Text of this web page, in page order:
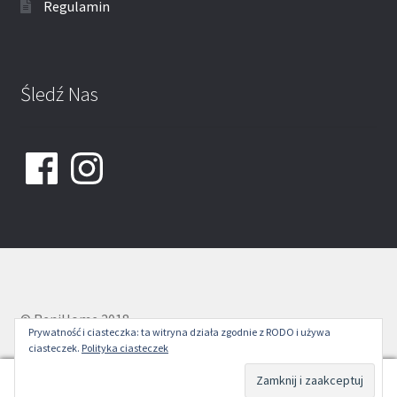
Regulamin
Śledź Nas
FacebookInstagram
© ReniHome 2018
0
Prywatność i ciasteczka: ta witryna działa zgodnie z RODO i używa
ciasteczek. Polityka ciasteczek